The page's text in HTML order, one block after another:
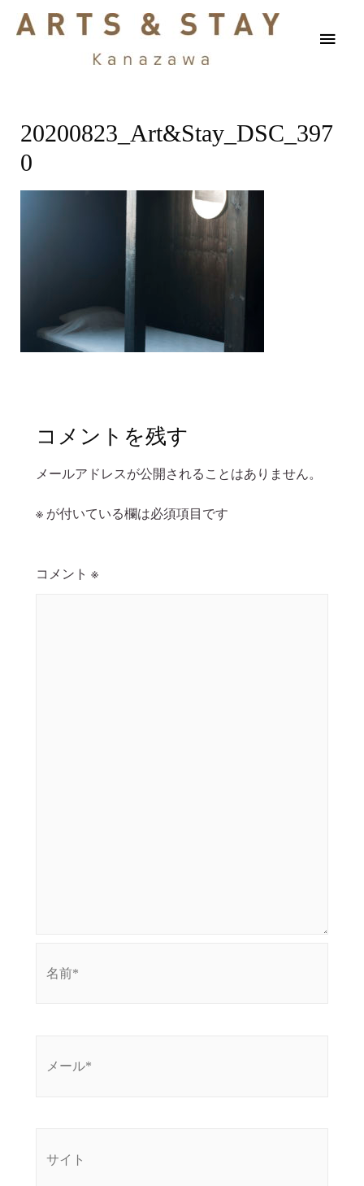
20200823_Art&Stay_DSC_397
0
コメントを残す
メールアドレスが公開されることはありません。
※が付いている欄は必須項目です
コメント ※